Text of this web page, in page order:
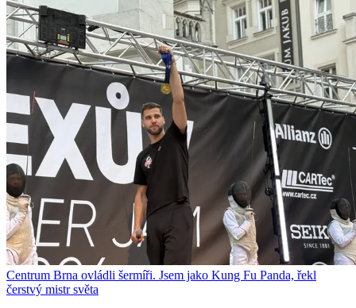
Centrum Brna ovládli šermíři. Jsem jako Kung Fu Panda, řekl
čerstvý mistr světa